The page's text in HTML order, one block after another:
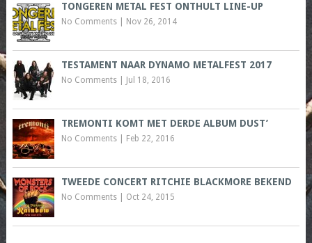
TONGEREN METAL FEST ONTHULT LINE-UP
No Comments| Nov 26, 2014
TESTAMENT NAAR DYNAMO METALFEST 2017
No Comments| Jul 18, 2016
TREMONTI KOMT MET DERDE ALBUM DUST’
No Comments| Feb 22, 2016
TWEEDE CONCERT RITCHIE BLACKMORE BEKEND
No Comments| Oct 24, 2015